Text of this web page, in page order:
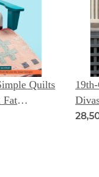
Quilts
Fat